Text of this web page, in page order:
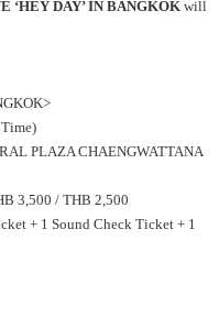
‘HEY DAY’ IN BANGKOKwill
PLAZA CHAENGWATTANA
3,500 / THB 2,500
+ 1 Sound Check Ticket + 1